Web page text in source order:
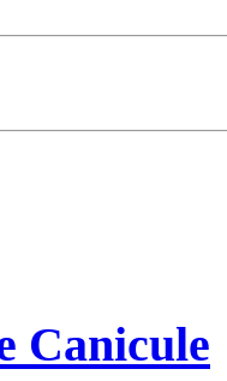
Canicule